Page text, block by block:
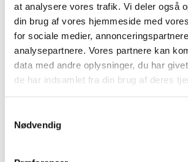
at analysere vores trafik. Vi deler også
din brug af vores hjemmeside med
for sociale medier,
analysepartnere. Vores partnere kan
data med andre oplysninger, du har
de har indsamlet fra din brug af deres
Nødvendig